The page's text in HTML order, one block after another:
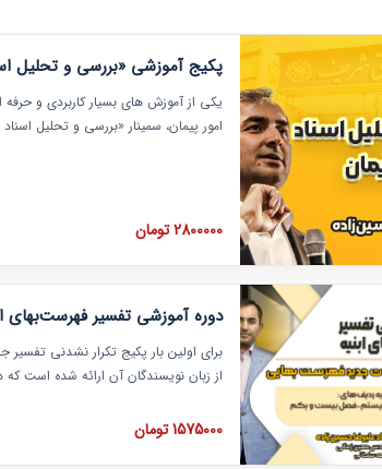
پکیج آموزشی «بررسی و تحلیل
یکی از آموزش‏‏‏‏‏‏ های بسیار کاربردی و حرفه‏
امور پیمان، سمینار «بررسی و تحلیل
عملی در این خصوص ارائه شده است.
2800000 تومان
دوره آموزشی تفسیر
برای اولین بار پکیج تکرار نشدنی تفسیر
از زبان نویسندگان آن ارائه شده است
تصویری بوده و به همراه تصاویر عملیات
فهرست بها ارائه شده است. این دوره با
1575000 تومان